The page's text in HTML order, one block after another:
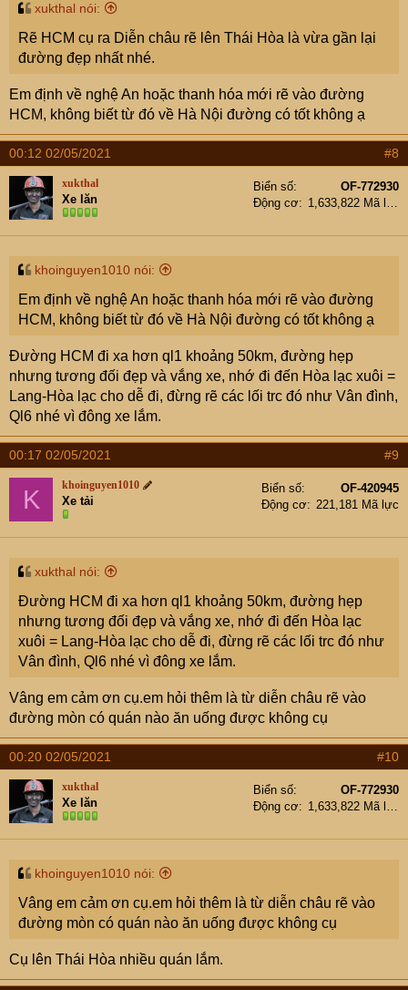
xukthal nói:
Rẽ HCM cụ ra Diễn châu rẽ lên Thái Hòa là vừa gần lại
đường đẹp nhất nhé.
Em định về nghệ An hoặc thanh hóa mới rẽ vào đường
HCM, không biết từ đó về Hà Nội đường có tốt không ạ
00:12 02/05/2021 #8
xukthal
Xe lăn
Biển số
OF-772930
Động cơ
1,633,822 Mã lực
khoinguyen1010 nói:
Em định về nghệ An hoặc thanh hóa mới rẽ vào đường
HCM, không biết từ đó về Hà Nội đường có tốt không ạ
Đường HCM đi xa hơn ql1 khoảng 50km, đường hẹp
nhưng tương đối đẹp và vắng xe, nhớ đi đến Hòa lạc xuôi =
Lang-Hòa lạc cho dễ đi, đừng rẽ các lối trc đó như Vân đình,
Ql6 nhé vì đông xe lắm.
00:17 02/05/2021 #9
K khoinguyen1010
Xe tải
Biển số
OF-420945
Động cơ
221,181 Mã lực
xukthal nói:
Đường HCM đi xa hơn ql1 khoảng 50km, đường hẹp
nhưng tương đối đẹp và vắng xe, nhớ đi đến Hòa lạc
xuôi = Lang-Hòa lạc cho dễ đi, đừng rẽ các lối trc đó như
Vân đình, Ql6 nhé vì đông xe lắm.
Vâng em cảm ơn cụ.em hỏi thêm là từ diễn châu rẽ vào
đường mòn có quán nào ăn uống được không cụ
00:20 02/05/2021 #10
xukthal
Xe lăn
Biển số
OF-772930
Động cơ
1,633,822 Mã lực
khoinguyen1010 nói:
Vâng em cảm ơn cụ.em hỏi thêm là từ diễn châu rẽ vào
đường mòn có quán nào ăn uống được không cụ
Cụ lên Thái Hòa nhiều quán lắm.